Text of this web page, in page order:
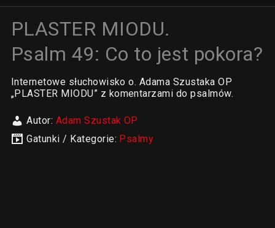
PLASTER MIODU.
Psalm 49: Co to jest pokora?
Internetowe słuchowisko o. Adama Szustaka OP
„PLASTER MIODU” z komentarzami do psalmów.
Autor: Adam Szustak OP
Gatunki / Kategorie: Psalmy